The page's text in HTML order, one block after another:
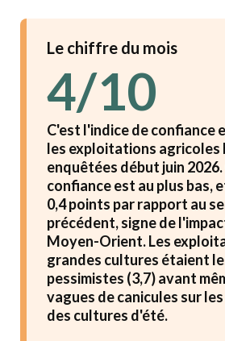
Le chiffre du mois
4/10
C'est l'indice de confiance
les exploitations agricoles
enquêtées début juin
confiance est au plus bas,
0,4 points par rapport au
précédent, signe de
Moyen-Orient. Les
grandes cultures étaient
pessimistes (3,7) avant
vagues de canicules sur
des cultures d'été.